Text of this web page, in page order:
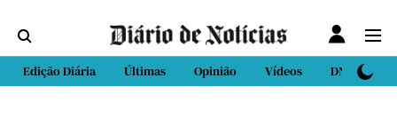
Edição Diária Últimas Opinião Vídeos DN Sport